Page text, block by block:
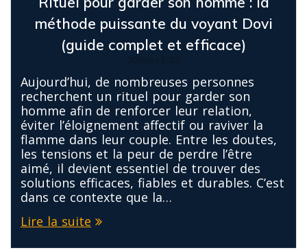
méthode puissante du voyant Dovi
(guide complet et efficace)
Aujourd’hui, de nombreuses personnes
recherchent un rituel pour garder son
homme afin de renforcer leur relation,
éviter l’éloignement affectif ou raviver la
flamme dans leur couple. Entre les doutes,
les tensions et la peur de perdre l’être
aimé, il devient essentiel de trouver des
solutions efficaces, fiables et durables. C’est
dans ce contexte que la…
Lire la suite